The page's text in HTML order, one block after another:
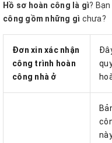
Hồ sơ hoàn công là gì?
công gồm những gì chưa?
Đơn xin xác nhận
công trình hoàn
công nhà ở